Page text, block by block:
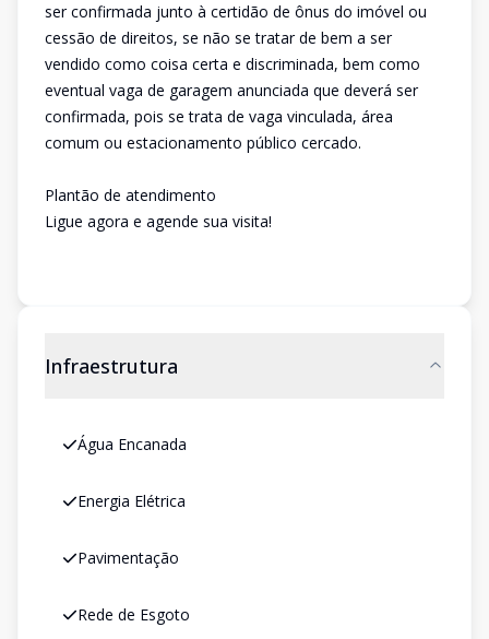
ser confirmada junto à certidão de ônus do imóvel ou
cessão de direitos, se não se tratar de bem a ser
vendido como coisa certa e discriminada, bem como
eventual vaga de garagem anunciada que deverá ser
confirmada, pois se trata de vaga vinculada, área
comum ou estacionamento público cercado.
Plantão de atendimento
Ligue agora e agende sua visita!
Infraestrutura
Água Encanada
Energia Elétrica
Pavimentação
Rede de Esgoto